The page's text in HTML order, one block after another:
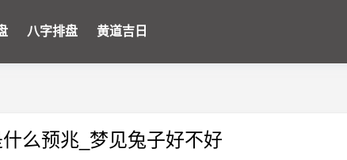
八字排盘 黄道吉日
么预兆_梦见兔子好不好